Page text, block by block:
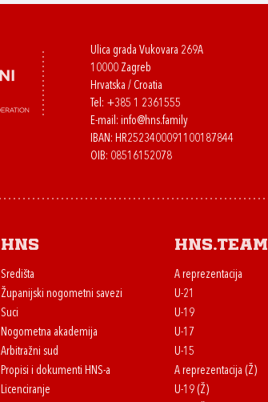
Ulica grada Vukovara 269A
10000 Zagreb
Hrvatska / Croatia
Tel: +385 1 2361555
E-mail: info@hns.family
IBAN: HR2523400091100187844
OIB: 08516152078
HNS
Središta
Županijski nogometni savezi
Suci
Nogometna akademija
Arbitražni sud
Propisi i dokumenti HNS-a
Licenciranje
HNS.team
A reprezentacija
U-21
U-19
U-17
U-15
A reprezentacija (Ž)
U-19 (Ž)